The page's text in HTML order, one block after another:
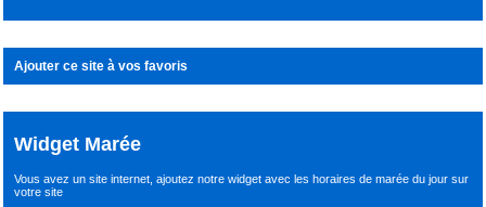
Ajouter ce site à vos favoris
Widget Marée
Vous avez un site internet,ajoutez notre widget avec les horaires de marée du joursur
votre site